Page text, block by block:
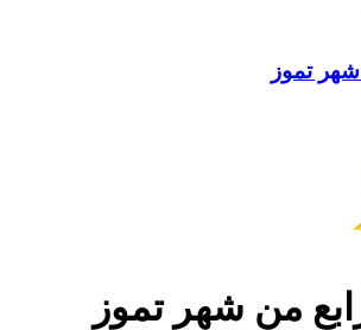
شهر تموز
من شهر تموز